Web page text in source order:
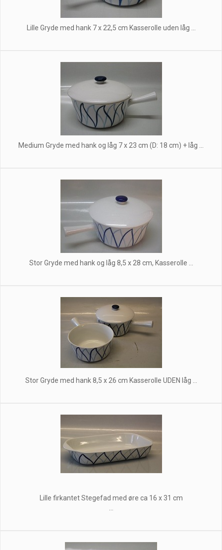
Lille Gryde med hank 7 x 22,5 cm Kasserolle uden låg ...
Medium Gryde med hank og låg 7 x 23 cm (D: 18 cm) + låg ...
Stor Gryde med hank og låg 8,5 x 28 cm, Kasserolle ...
Stor Gryde med hank 8,5 x 26 cm Kasserolle UDEN låg ...
Lille firkantet Stegefad med øre ca 16 x 31 cm